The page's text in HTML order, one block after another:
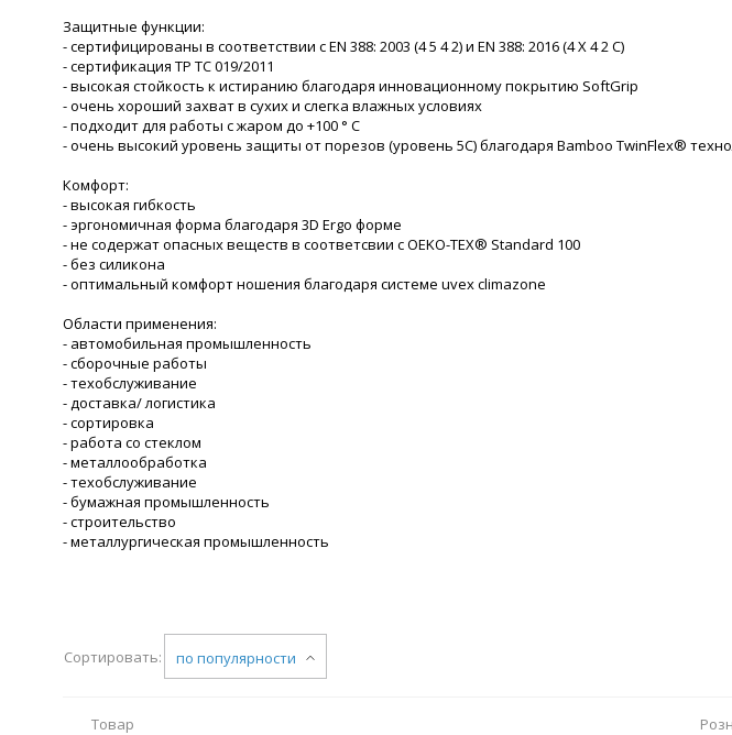
Защитные функции:
- сертифицированы в соответствии с EN 388: 2003 (4 5 4 2) и EN 388: 2016 (4 X 4 2 C)
- сертификация ТР ТС 019/2011
- высокая стойкость к истиранию благодаря инновационному покрытию SoftGrip
- очень хороший захват в сухих и слегка влажных условиях
- подходит для работы с жаром до +100 ° C
- очень высокий уровень защиты от порезов (уровень 5С) благодаря Bamboo TwinFlex®
Комфорт:
- высокая гибкость
- эргономичная форма благодаря 3D Ergo форме
- не содержат опасных веществ в соответсвии с OEKO-TEX® Standard 100
- без силикона
- оптимальный комфорт ношения благодаря системе uvex climazone
Области применения:
- автомобильная промышленность
- сборочные работы
- техобслуживание
- доставка/ логистика
- сортировка
- работа со стеклом
- металлообработка
- техобслуживание
- бумажная промышленность
- строительство
- металлургическая промышленность
Сортировать: по популярности
Товар